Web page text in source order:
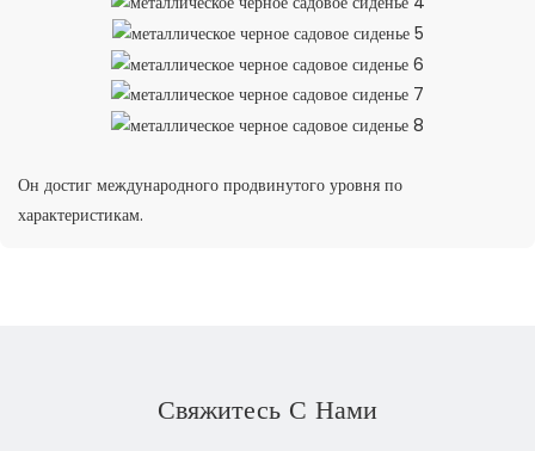
Он достиг международного продвинутого уровня по
характеристикам.
Свяжитесь С Нами